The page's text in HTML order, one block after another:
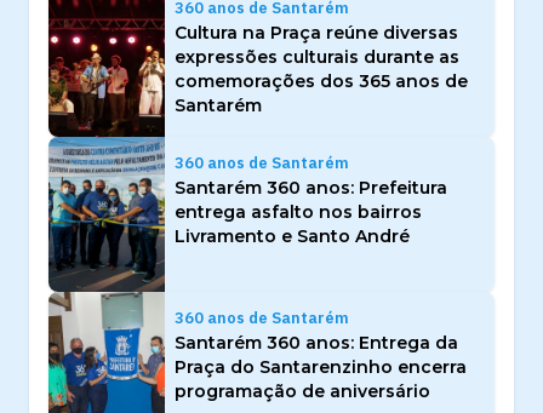
360 anos de Santarém
Cultura na Praça reúne diversas
expressões culturais durante as
comemorações dos 365 anos de
Santarém
360 anos de Santarém
Santarém 360 anos: Prefeitura
entrega asfalto nos bairros
Livramento e Santo André
360 anos de Santarém
Santarém 360 anos: Entrega da
Praça do Santarenzinho encerra
programação de aniversário